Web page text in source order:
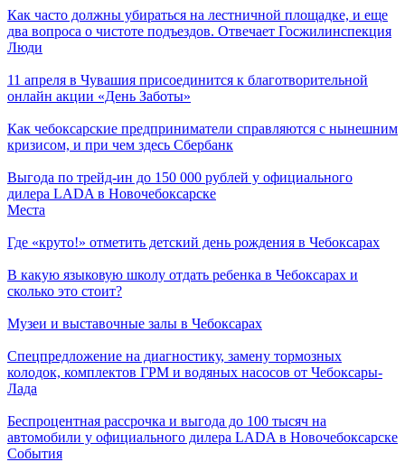
Как часто должны убираться на лестничной площадке, и еще
два вопроса о чистоте подъездов. Отвечает Госжилинспекция
Люди
11 апреля в Чувашия присоединится к благотворительной
онлайн акции «День Заботы»
Как чебоксарские предприниматели справляются с нынешним
кризисом, и при чем здесь Сбербанк
Выгода по трейд-ин до 150 000 рублей у официального
дилера LADA в Новочебоксарске
Места
Где «круто!» отметить детский день рождения в Чебоксарах
В какую языковую школу отдать ребенка в Чебоксарах и
сколько это стоит?
Музеи и выставочные залы в Чебоксарах
Спецпредложение на диагностику, замену тормозных
колодок, комплектов ГРМ и водяных насосов от Чебоксары-
Лада
Беспроцентная рассрочка и выгода до 100 тысяч на
автомобили у официального дилера LADA в Новочебоксарске
События